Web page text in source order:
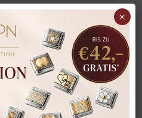
die hier gezeigten
Vöslau finden Sie
und Silberschmuckstücke
Kommen Sie gerne
×